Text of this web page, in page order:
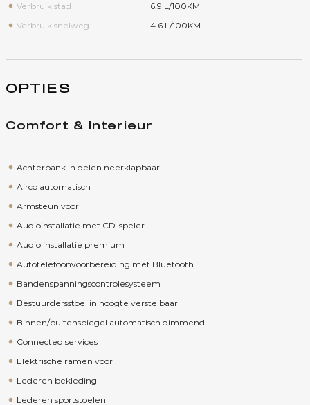
Verbruik stad
6.9 L/100KM
Verbruik snelweg
4.6 L/100KM
OPTIES
Comfort & Interieur
Achterbank in delen neerklapbaar
Airco automatisch
Armsteun voor
Audioinstallatie met CD-speler
Audio installatie premium
Autotelefoonvoorbereiding met Bluetooth
Bandenspanningscontrolesysteem
Bestuurdersstoel in hoogte verstelbaar
Binnen/buitenspiegel automatisch dimmend
Connected services
Elektrische ramen voor
Lederen bekleding
Lederen sportstoelen